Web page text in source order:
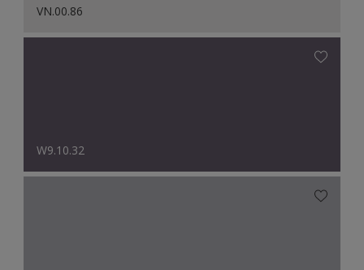
VN.00.86
W9.10.32